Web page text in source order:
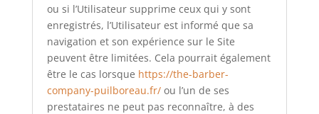
ou si l’Utilisateur supprime ceux qui y sont
enregistrés, l’Utilisateur est informé que sa
navigation et son expérience sur le Site
peuvent être limitées. Cela pourrait également
être le cas lorsque https://the-barber-
company-puilboreau.fr/ou l’un de ses
prestataires ne peut pas reconnaître, à des